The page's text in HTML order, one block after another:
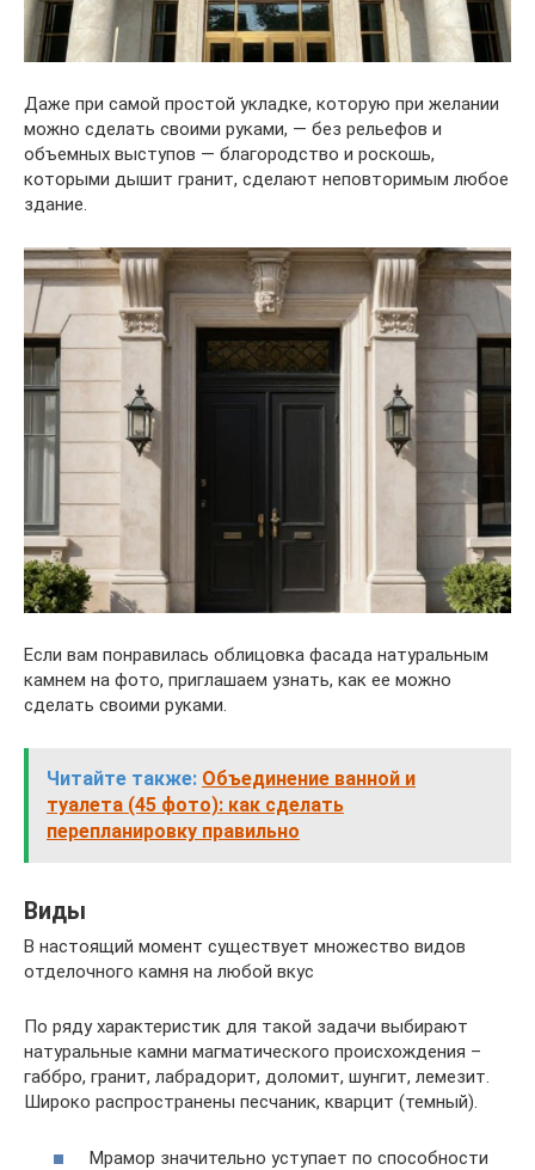
Даже при самой простой укладке, которую при желании
можно сделать своими руками, — без рельефов и
объемных выступов — благородство и роскошь,
которыми дышит гранит, сделают неповторимым любое
здание.
Если вам понравилась облицовка фасада натуральным
камнем на фото, приглашаем узнать, как ее можно
сделать своими руками.
Читайте также: Объединение ванной и
туалета (45 фото): как сделать
перепланировку правильно
Виды
В настоящий момент существует множество видов
отделочного камня на любой вкус
По ряду характеристик для такой задачи выбирают
натуральные камни магматического происхождения –
габбро, гранит, лабрадорит, доломит, шунгит, лемезит.
Широко распространены песчаник, кварцит (темный).
Мрамор значительно уступает по способности